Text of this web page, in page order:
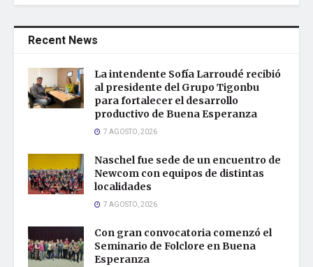
Recent News
La intendente Sofía Larroudé recibió
al presidente del Grupo Tigonbu
para fortalecer el desarrollo
productivo de Buena Esperanza
7 AGOSTO, 2026
Naschel fue sede de un encuentro de
Newcom con equipos de distintas
localidades
7 AGOSTO, 2026
Con gran convocatoria comenzó el
Seminario de Folclore en Buena
Esperanza